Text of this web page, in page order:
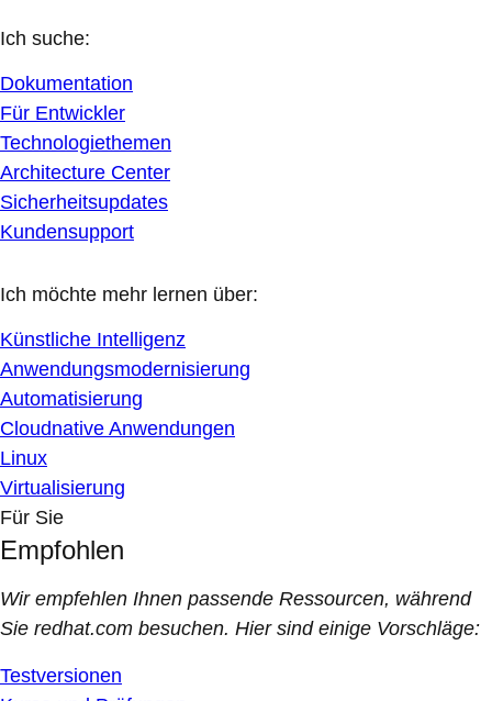
Ich suche:
Dokumentation
Für Entwickler
Technologiethemen
Architecture Center
Sicherheitsupdates
Kundensupport
Ich möchte mehr lernen über:
Künstliche Intelligenz
Anwendungsmodernisierung
Automatisierung
Cloudnative Anwendungen
Linux
Virtualisierung
Für Sie
Empfohlen
Wir empfehlen Ihnen passende Ressourcen, während
Sie redhat.com besuchen. Hier sind einige Vorschläge:
Testversionen